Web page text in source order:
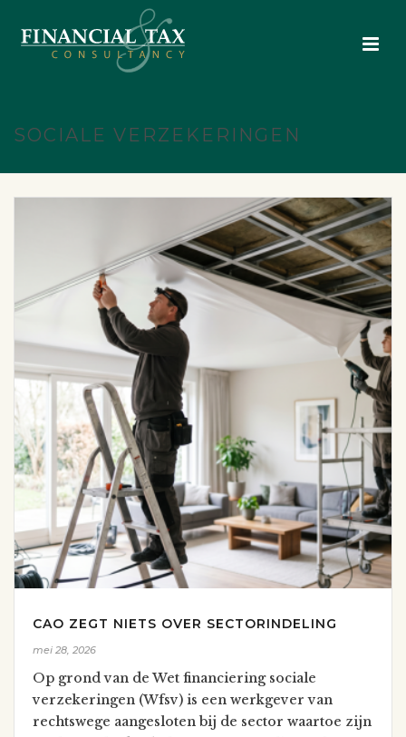
SOCIALE VERZEKERINGEN
CAO ZEGT NIETS OVER SECTORINDELING
mei 28, 2026
Op grond van de Wet financiering sociale
verzekeringen (Wfsv) is een werkgever van
rechtswege aangesloten bij de sector waartoe zijn